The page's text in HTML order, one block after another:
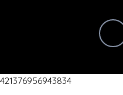
421376956943834